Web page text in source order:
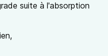
suite à l'absorption